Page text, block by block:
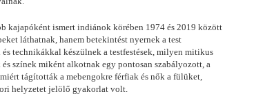
kajapóként ismert indiánok körében 1974 és 2019 között
láthatnak, hanem betekintést nyernek a test
technikákkal készülnek a testfestések, milyen mitikus
színek miként alkotnak egy pontosan szabályozott, a
tágították a mebengokre férfiak és nők a fülüket,
helyzetet jelölő gyakorlat volt.